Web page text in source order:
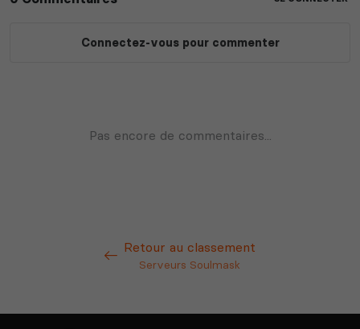
Retour au classement
Serveurs Soulmask